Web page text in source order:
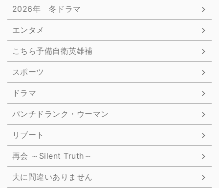
2026年 冬ドラマ
エンタメ
こちら予備自衛英雄補
スポーツ
ドラマ
パンチドランク・ウーマン
リブート
再会 ～Silent Truth～
夫に間違いありません